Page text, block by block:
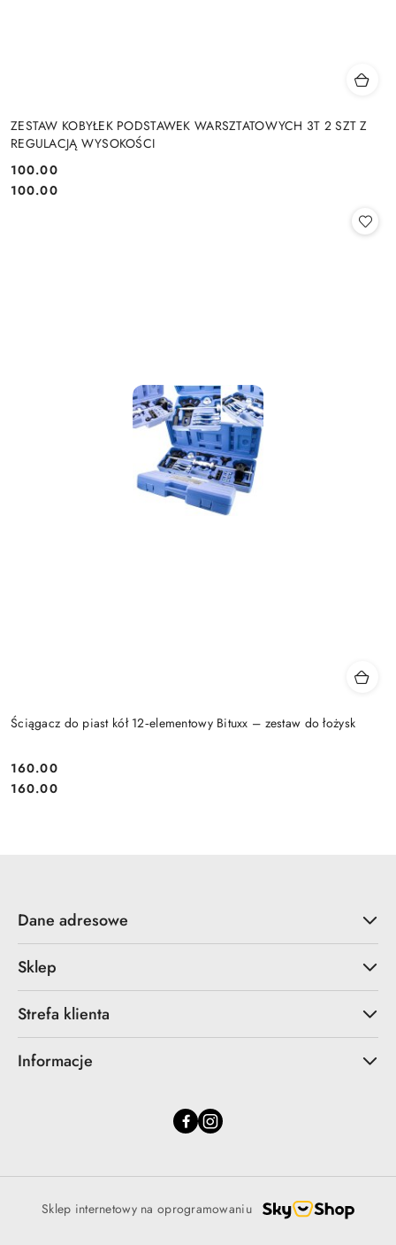
ZESTAW KOBYŁEK PODSTAWEK WARSZTATOWYCH 3T 2 SZT Z
REGULACJĄ WYSOKOŚCI
Cena:
100.00
Cena:
100.00
Ściągacz do piast kół 12‑elementowy Bituxx – zestaw do łożysk
Cena:
160.00
Cena:
160.00
Dane adresowe
Sklep
Strefa klienta
Informacje
Sklep internetowy na oprogramowaniu